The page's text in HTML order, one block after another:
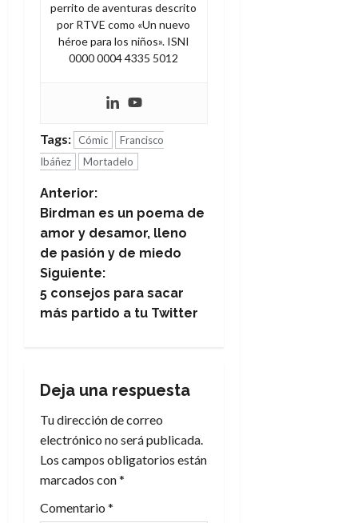
perrito de aventuras descrito
por RTVE como «Un nuevo
héroe para los niños». ISNI
0000 0004 4335 5012
Tags: Cómic
Francisco
Ibáñez
Mortadelo
N
a
v
e
c
i
ó
n
Anterior:
Birdman es un poema de
amor y desamor, lleno
de pasión y de miedo
Siguiente:
5 consejos para sacar
más partido a tu Twitter
Deja una respuesta
Tu dirección de correo
electrónico no será publicada.
Los campos obligatorios están
marcados con*
Comentario *